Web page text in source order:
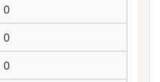
0
0
0